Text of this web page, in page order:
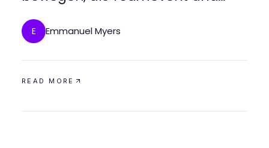
für 20 bis 120 Personen in der
Eventlocation Vivont Berlin
E Emmanuel Myers
READ MORE